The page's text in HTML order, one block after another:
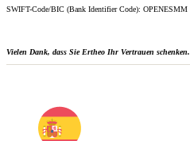
SWIFT-Code/BIC (Bank Identifier Code): OPENESMM
Vielen Dank, dass Sie Ertheo Ihr Vertrauen schenken.